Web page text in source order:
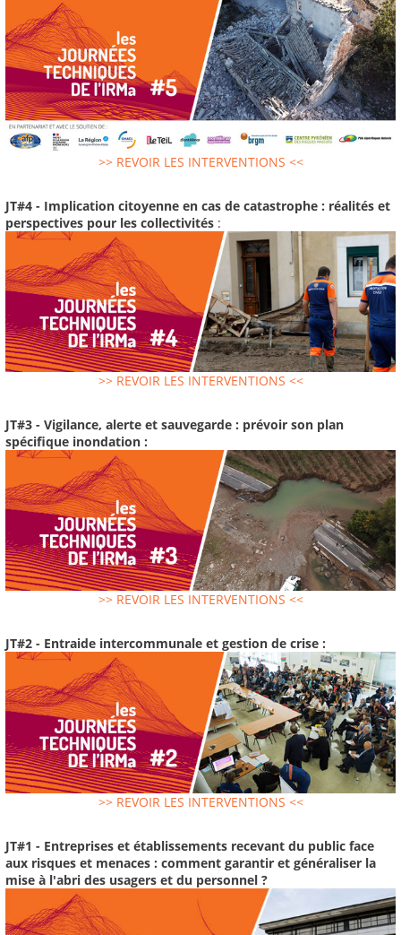
>> REVOIR LES INTERVENTIONS <<
JT#4 - Implication citoyenne en cas de catastrophe : réalités et
perspectives pour les collectivités :
>> REVOIR LES INTERVENTIONS <<
JT#3 - Vigilance, alerte et sauvegarde : prévoir son plan
spécifique inondation :
>> REVOIR LES INTERVENTIONS <<
JT#2 - Entraide intercommunale et gestion de crise :
>> REVOIR LES INTERVENTIONS <<
JT#1 - Entreprises et établissements recevant du public face
aux risques et menaces : comment garantir et généraliser la
mise à l'abri des usagers et du personnel ?